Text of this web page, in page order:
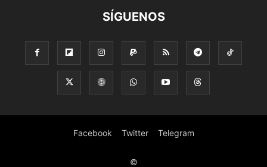
SÍGUENOS
Facebook Twitter Telegram
©